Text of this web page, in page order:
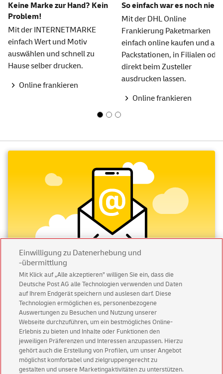
Keine Marke zur Hand? Kein
Problem!
Mit der INTERNETMARKE
einfach Wert und Motiv
auswählen und schnell zu
Hause selber drucken.
Online frankieren
So einfach war es noch nie
Mit der DHL Online
Frankierung Paketmarken
einfach online kaufen und an
Packstationen, in Filialen oder
direkt beim Zusteller
ausdrucken lassen.
Online frankieren
Abonnieren Sie unseren Newsletter
Immer informiert über exklusive Angebote und
Aktionen - jetzt mit Vorteil
Privatkundensichern sich einen5 € Gutschein
für POSTSCAN!
Geschäftskundenerhalten einen5 € Gutschein
Einwilligung zu Datenerhebung und
-übermittlung
Mit Klick auf „Alle akzeptieren” willigen Sie ein, dass die
Deutsche Post AG alle Technologien verwenden und Daten
auf Ihrem Endgerät speichern und auslesen darf. Diese
Technologien ermöglichen es, personenbezogene
Auswertungen zu Besuchen und Nutzung unserer
Webseite durchzuführen, um ein bestmögliches Online-
Erlebnis zu bieten und Inhalte oder Funktionen den
jeweiligen Präferenzen und Interessen anzupassen. Hierzu
gehört auch die Erstellung von Profilen, um unser Angebot
möglichst komfortabel und zielgruppengerecht zu
gestalten und unsere Marketingaktivitäten zu unterstützen.